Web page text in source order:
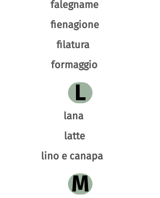
falegname
fienagione
filatura
formaggio
L
lana
latte
lino e canapa
M